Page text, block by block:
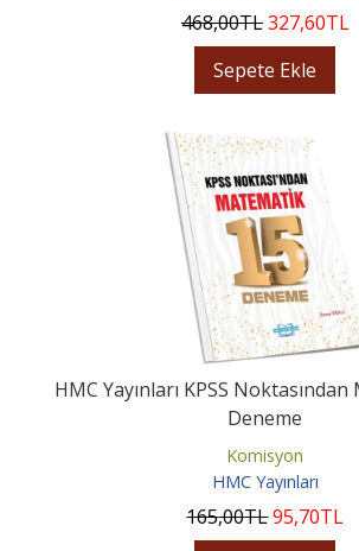
468,00TL327,60TL
Sepete Ekle
HMC Yayınları KPSS
Deneme
Komisyon
HMC Yayınları
165,00TL95,70TL